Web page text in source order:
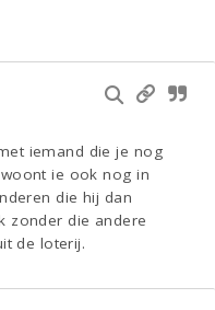
iemand die je nog
ie ook nog in
die hij dan
zonder die andere
de loterij.